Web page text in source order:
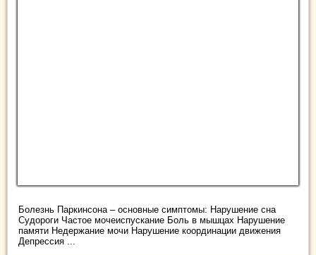
Болезнь Паркинсона – основные симптомы: Нарушение сна
Судороги Частое мочеиспускание Боль в мышцах Нарушение
памяти Недержание мочи Нарушение координации движения
Депрессия ...